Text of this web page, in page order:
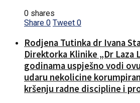
0 shares
Share 0 Tweet 0
Rodjena Tutinka dr Ivana
Direktorka Klinike „Dr Laza
godinama uspješno vodi
udaru nekolicine
kršenju radne discipline i